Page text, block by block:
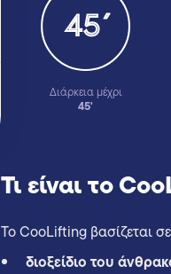
Διάρκεια μέχρι
45'
Τι είναι το
Το CooLifting βασίζεται
διοξείδιο του